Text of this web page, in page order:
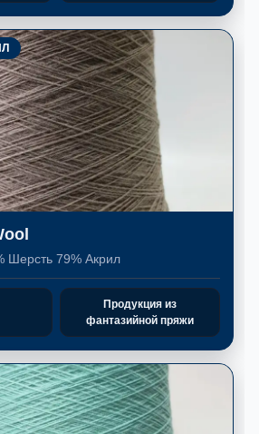
Шерсть 79% Акрил
Продукция из
фантазийной пряжи